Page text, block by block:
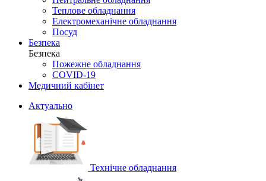
Теплове обладнання
Електромеханічне обладнання
Посуд
Безпека
Безпека
Пожежне обладнання
COVID-19
Медичний кабінет
Актуально
Технічне обладнання